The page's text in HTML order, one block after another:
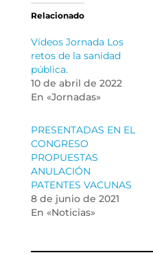
Relacionado
Vídeos Jornada Los
retos de la sanidad
pública.
10 de abril de 2022
En «Jornadas»
PRESENTADAS EN EL
CONGRESO
PROPUESTAS
ANULACIÓN
PATENTES VACUNAS
8 de junio de 2021
En «Noticias»